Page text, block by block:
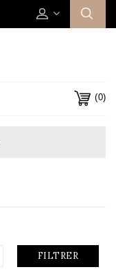
(0)
FILTRER